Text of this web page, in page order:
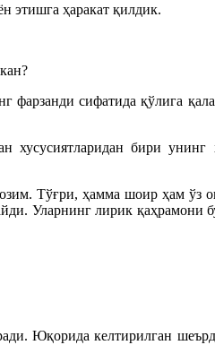
этишга ҳаракат қилдик.
фарзанди сифатида қўлига
бири унинг
Тўғри, ҳамма шоир ҳам ўз
Уларнинг лирик қаҳрамони
Юқорида келтирилган